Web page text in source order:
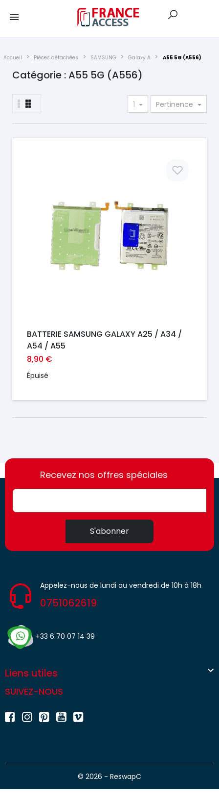
Accueil Pièces détachées SAMSUNG Galaxy A A55 5G (A556)
Catégorie : A55 5G (A556)
1 Pertinence
BATTERIE SAMSUNG GALAXY A25 / A34 /
A54 / A55
8,90 €
Épuisé
https://france-
access.fr
https://france-
access.fr
Recevez nos offres spéciales
S'abonner
Appelez-nous de lundi au vendredi de 10h à 18h
0751062619
+33 6 70 07 14 39
Liens utiles 
SUIVEZ-NOUS
© 2026 - ReswapC